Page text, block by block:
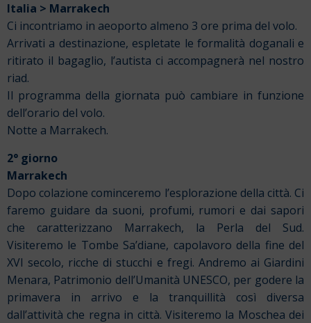
Italia > Marrakech
Ci incontriamo in aeoporto almeno 3 ore prima del volo.
Arrivati a destinazione, espletate le formalità doganali e
ritirato il bagaglio, l’autista ci accompagnerà nel nostro
riad.
Il programma della giornata può cambiare in funzione
dell’orario del volo.
Notte a Marrakech.
2° giorno
Marrakech
Dopo colazione cominceremo l’esplorazione della città. Ci
faremo guidare da suoni, profumi, rumori e dai sapori
che caratterizzano Marrakech, la Perla del Sud.
Visiteremo le Tombe Sa’diane, capolavoro della fine del
XVI secolo, ricche di stucchi e fregi. Andremo ai Giardini
Menara, Patrimonio dell’Umanità UNESCO, per godere la
primavera in arrivo e la tranquillità così diversa
dall’attività che regna in città. Visiteremo la Moschea dei